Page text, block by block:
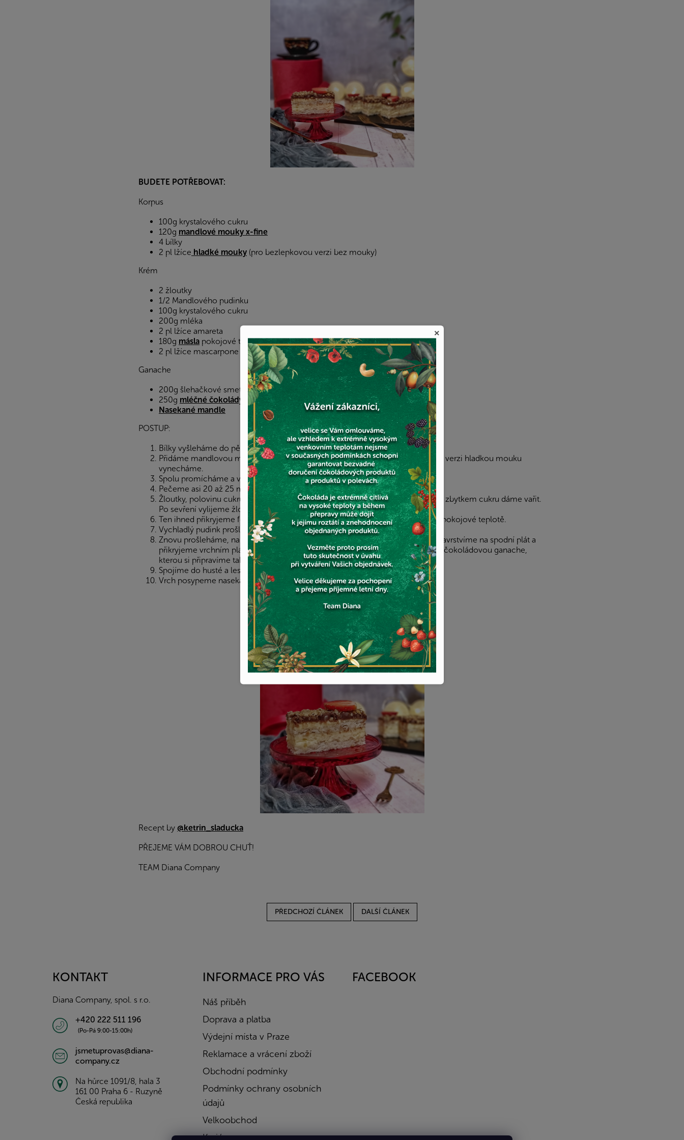
BUDETE POTŘEBOVAT:
Korpus
100g krystalového cukru
120g mandlové mouky x-fine
4 bílky
2 pl lžíce hladké mouky (pro bezlepkovou verzi bez mouky)
Krém
2 žloutky
1/2 Mandlového pudinku
100g krystalového cukru
200g mléka
2 pl lžíce amareta
180g másla pokojové teploty
2 pl lžíce mascarpone
Ganache
200g šlehačkové smetany33%
250g mléčné čokolády
Nasekané mandle
POSTUP:
Bílky vyšleháme do pěny a přidáme cukr. Přešleháme na tuhý sníh.
Přidáme mandlovou mouku x-fine a dvě lžíce mouky. Chceme-li bezlepkovou verzi hladkou mouku
vynecháme.
Spolu promícháme a vylijeme do 2 kostkových ráfků o průměru 18cm.
Pečeme asi 20 až 25 minut na 165 stupňů.
Žloutky, polovinu cukru, pudink a trošku mléka promícháme a zbytek mléka se zbytkem cukru dáme vařit.
Po sevření vylijeme žloutkovou směs do mléka a uvaříme hustý pudink.
Ten ihned přikryjeme fólií, aby se nevytvořila kůže a necháme vychladnout při pokojové teplotě.
Vychladlý pudink prošleháme a přidáme k němu máslo a amareto.
Znovu prošleháme, nakonec přidáme mascarpone a opět prošleháme. Krém navrstvíme na spodní plát a
přikryjeme vrchním plátem. Na vrch a boky natřeme. zbytek krému a polijeme čokoládovou ganache,
kterou si připravíme tak, že zahřejeme šlehačku a do ní nalámeme čokoládu.
Spojíme do husté a lesklé konzistence.
Vrch posypeme nasekanými mandlemi.
Recept by @ketrin_sladucka
PŘEJEME VÁM DOBROU CHUŤ!
TEAM Diana Company
PŘEDCHOZÍ ČLÁNEK DALŠÍ ČLÁNEK
KONTAKT
Diana Company, spol. s r.o.
+420 222 511 196
(Po-Pá 9:00-15:00h)
jsmetuprovas@diana-
company.cz
Na hůrce 1091/8, hala 3
161 00 Praha 6 - Ruzyně
Česká republika
INFORMACE PRO VÁS
Náš příběh
Doprava a platba
Výdejní místa v Praze
Reklamace a vrácení zboží
Obchodní podmínky
Podmínky ochrany osobních
údajů
Velkoobchod
Kariéra
FACEBOOK
×